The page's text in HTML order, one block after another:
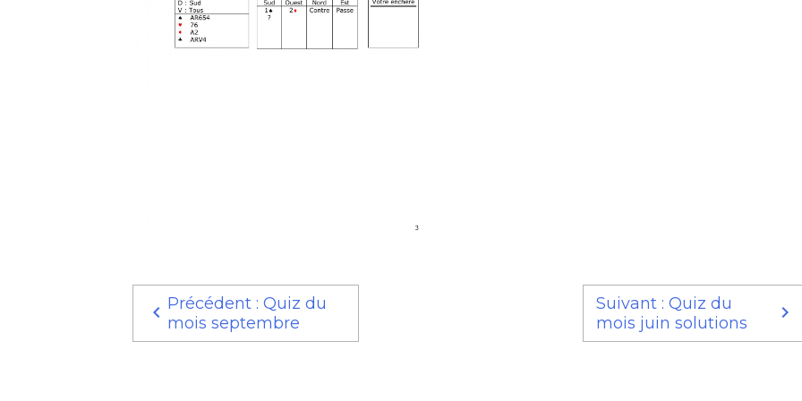
Précédent : Quiz du
mois septembre
Suivant : Quiz du
mois juin solutions